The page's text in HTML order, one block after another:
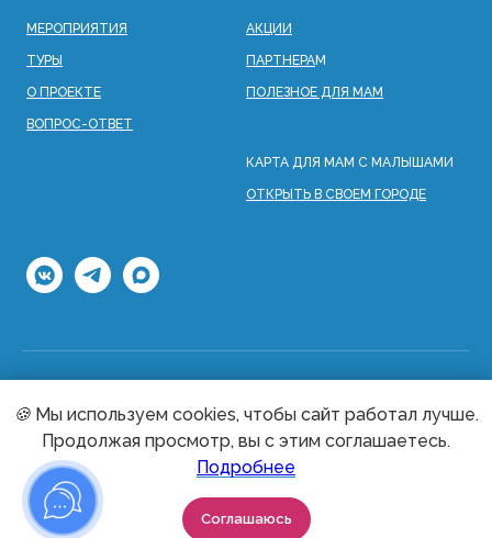
🍪 Мы используем cookies, чтобы сайт работал лучше.
Продолжая просмотр, вы с этим соглашаетесь.
Подробнее
Соглашаюсь
МЕРОПРИЯТИЯ
ТУРЫ
О ПРОЕКТЕ
ВОПРОС-ОТВЕТ
АКЦИИ
ПАРТНЕРАМ
ПОЛЕЗНОЕ ДЛЯ МАМ
КАРТА ДЛЯ МАМ С МАЛЫШАМИ
ОТКРЫТЬ В СВОЕМ ГОРОДЕ
Согласие на обработку персональных данных
Оферта на туры Оферта на мероприятия
Оферта на походы